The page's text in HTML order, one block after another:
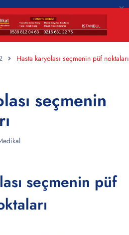
Hasta karyolası seçmenin püf noktaları
seçmenin
seçmenin püf